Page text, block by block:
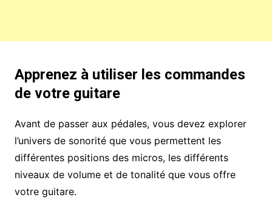
Apprenez à utiliser les commandes
de votre guitare
Avant de passer aux pédales, vous devez explorer
l’univers de sonorité que vous permettent les
différentes positions des micros, les différents
niveaux de volume et de tonalité que vous offre
votre guitare.